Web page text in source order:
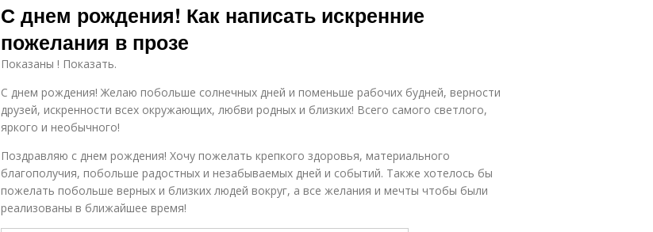
С днем рождения! Как написать искренние
пожелания в прозе
Показаны ! Показать.
С днем рождения! Желаю побольше солнечных дней и поменьше рабочих будней, верности
друзей, искренности всех окружающих, любви родных и близких! Всего самого светлого,
яркого и необычного!
Поздравляю с днем рождения! Хочу пожелать крепкого здоровья, материального
благополучия, побольше радостных и незабываемых дней и событий. Также хотелось бы
пожелать побольше верных и близких людей вокруг, а все желания и мечты чтобы были
реализованы в ближайшее время!